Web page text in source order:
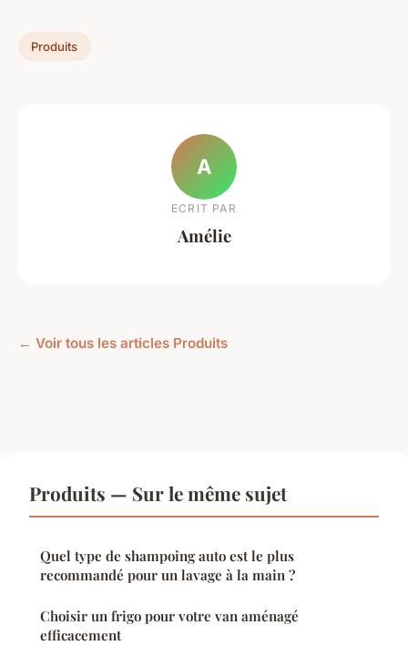
Produits
A
ECRIT PAR
Amélie
← Voir tous les articles Produits
Produits — Sur le même sujet
Quel type de shampoing auto est le plus
recommandé pour un lavage à la main ?
Choisir un frigo pour votre van aménagé
efficacement